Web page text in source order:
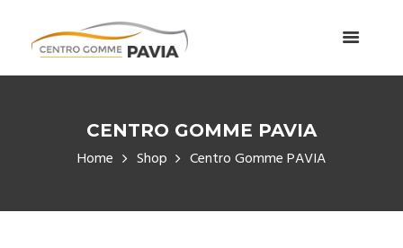
CENTRO GOMME PAVIA
Home Shop Centro Gomme PAVIA